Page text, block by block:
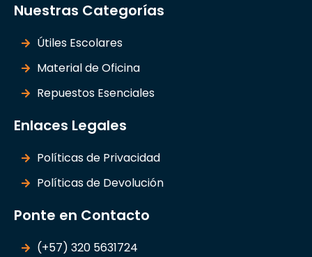
Nuestras Categorías
Útiles Escolares
Material de Oficina
Repuestos Esenciales
Enlaces Legales
Políticas de Privacidad
Políticas de Devolución
Ponte en Contacto
(+57) 320 5631724